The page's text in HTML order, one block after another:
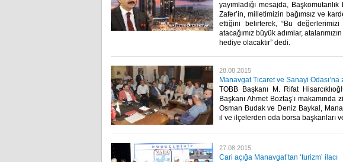
yayımladığı mesajda,
Zafer’in, milletimizin bağımsız ve
ettiğini belirterek, “Bu
atacağımız büyük adımlar,
hediye olacaktır” dedi.​
28.08.2015
Manavgat Ticaret ve Sanayi Odası’na
TOBB Başkanı M. Rifat
Başkanı Ahmet Boztaş’ı
Osman Budak ve Deniz Baykal,
il ve ilçelerden oda borsa başkanları
27.08.2015
Cari açığa Manavgat’tan ‘turizm’ ilacı